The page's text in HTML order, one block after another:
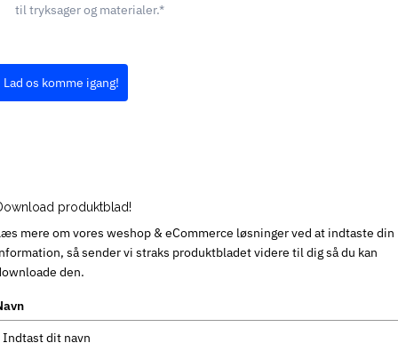
til tryksager og materialer.*
Lad os komme igang!
produktblad!
mere om vores weshop & eCommerce løsninger ved at indtaste din
så sender vi straks produktbladet videre til dig så du kan
den.